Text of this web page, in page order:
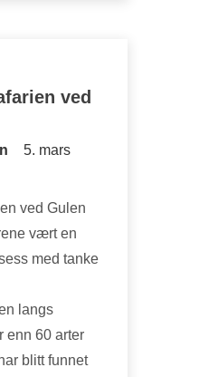
ved
5. mars
ved Gulen
vært en
med tanke
langs
enn 60 arter
blitt funnet